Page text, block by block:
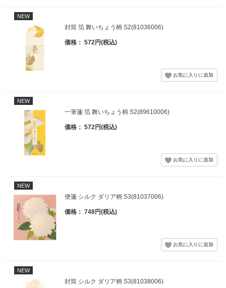
NEW
封筒 箔 舞いちょう柄 S2(81036006)
価格： 572円(税込)
NEW
一筆箋 箔 舞いちょう柄 S2(89610006)
価格： 572円(税込)
NEW
便箋 シルク ダリア柄 S3(81037006)
価格： 748円(税込)
NEW
封筒 シルク ダリア柄 S3(81038006)